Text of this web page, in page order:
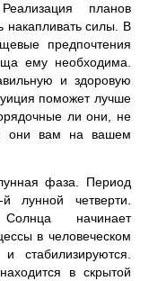
планов
накапливать силы. В
предпочтения
ему необходима.
и здоровую
поможет лучше
ли они, не
они вам на вашем
фаза. Период
лунной четверти.
начинает
в человеческом
стабилизируются.
в скрытой